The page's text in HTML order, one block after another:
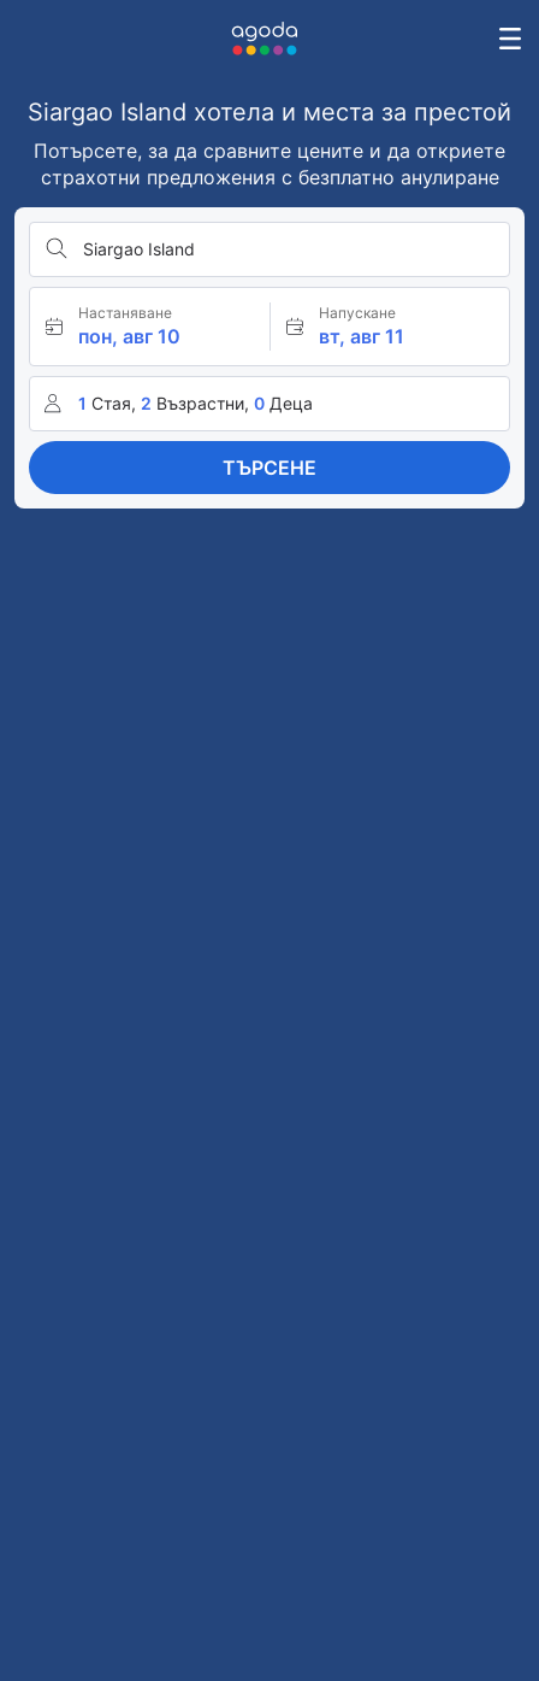
Siargao Island хотела и места за престой
Потърсете, за да сравните цените и да откриете
страхотни предложения с безплатно анулиране
Siargao Island
Настаняване
пон, авг 10
Напускане
вт, авг 11
1 Стая, 2 Възрастни, 0 Деца
ТЪРСЕНЕ